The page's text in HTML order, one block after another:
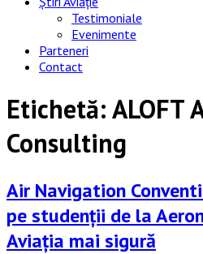
Testimoniale
Evenimente
Parteneri
Contact
Etichetă:ALOFT
Consulting
Air Navigation
pe studenții de la
Aviația mai sigură